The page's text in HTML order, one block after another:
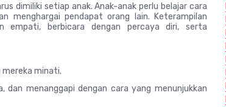
dimiliki setiap anak. Anak-anak perlu belajar cara
menghargai pendapat orang lain. Keterampilan
empati, berbicara dengan percaya diri, serta
minati.
menanggapi dengan cara yang menunjukkan